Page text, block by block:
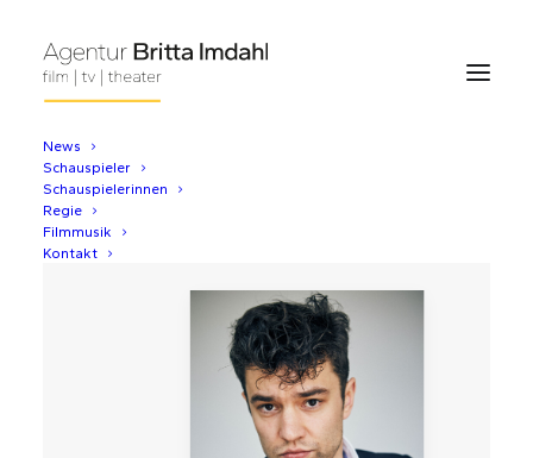
News
Schauspieler
Schauspielerinnen
Regie
Filmmusik
Kontakt